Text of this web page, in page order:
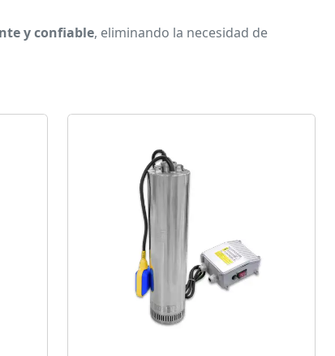
y confiable, eliminando la necesidad de